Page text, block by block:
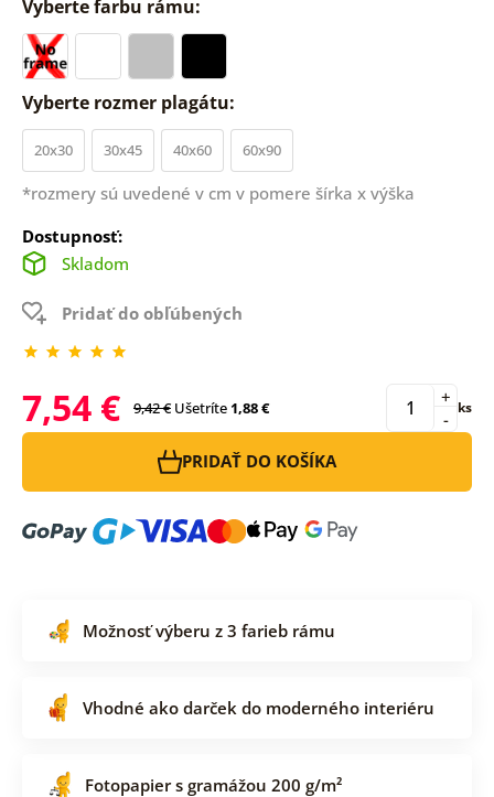
Vyberte farbu rámu:
Vyberte rozmer plagátu:
20x30 30x45 40x60 60x90
*rozmery sú uvedené v cm v pomere šírka x výška
Dostupnosť:
Skladom
Pridať do obľúbených
7,54 € 9,42 € Ušetríte1,88 € -
+ ks
PRIDAŤ DO KOŠÍKA
Možnosť výberu z 3 farieb rámu
Vhodné ako darček do moderného interiéru
Fotopapier s gramážou 200 g/m²